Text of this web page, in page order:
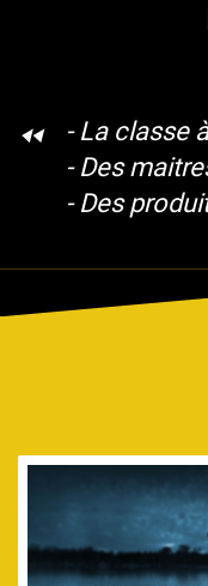
- La classe
- Des
- Des